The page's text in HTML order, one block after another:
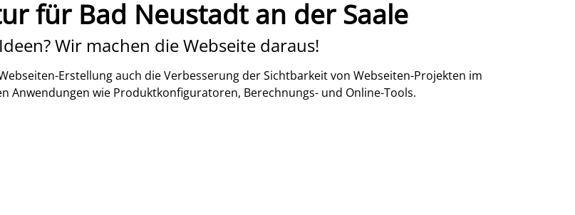
für Bad Neustadt an der Saale
Wir machen die Webseite daraus!
Erstellung auch die Verbesserung der Sichtbarkeit von Webseiten-Projekten im
Anwendungen wie Produktkonfiguratoren, Berechnungs- und Online-Tools.